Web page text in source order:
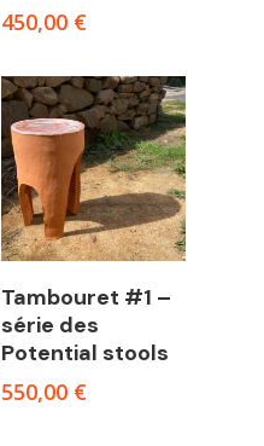
450,00 €
Read more
Tambouret #1 –
série des
Potential stools
550,00 €